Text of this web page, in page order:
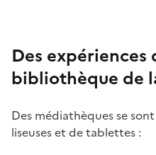
Des expériences
bibliothèque de
Des médiathèques se
liseuses et de tablettes :